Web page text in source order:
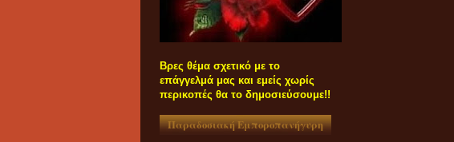
Βρες θέμα σχετικό με το
επάγγελμά μας και εμείς χωρίς
περικοπές θα το δημοσιεύσουμε!!
Παραδοσιακή Εμποροπανήγυρη